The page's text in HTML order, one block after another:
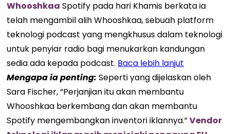
Whooshkaa Spotify pada hari Khamis berkata ia
telah mengambil alih Whooshkaa, sebuah platform
teknologi podcast yang mengkhusus dalam teknologi
untuk penyiar radio bagi menukarkan kandungan
sedia ada kepada podcast. Baca lebih lanjut
Mengapa iapenting: Seperti yang dijelaskan oleh
Sara Fischer, “Perjanjian itu akan membantu
Whooshkaa berkembang dan akan membantu
Spotify mengembangkan inventori iklannya.”Vendor